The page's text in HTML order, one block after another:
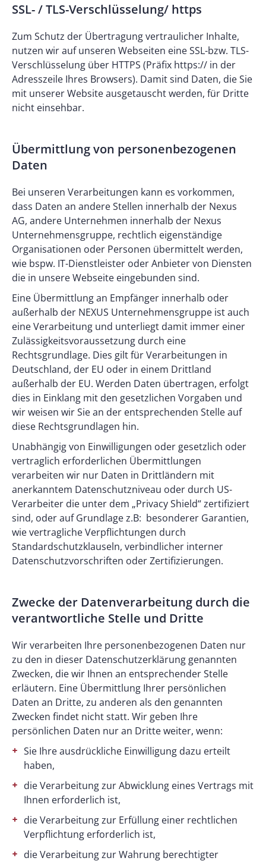
SSL- / TLS-Verschlüsselung/ https
Zum Schutz der Übertragung vertraulicher Inhalte,
nutzen wir auf unseren Webseiten eine SSL-bzw. TLS-
Verschlüsselung über HTTPS (Präfix https:// in der
Adresszeile Ihres Browsers). Damit sind Daten, die Sie
mit unserer Website ausgetauscht werden, für Dritte
nicht einsehbar.
Übermittlung von personenbezogenen
Daten
Bei unseren Verarbeitungen kann es vorkommen,
dass Daten an andere Stellen innerhalb der Nexus
AG, andere Unternehmen innerhalb der Nexus
Unternehmensgruppe, rechtlich eigenständige
Organisationen oder Personen übermittelt werden,
wie bspw. IT-Dienstleister oder Anbieter von Diensten
die in unsere Webseite eingebunden sind.
Eine Übermittlung an Empfänger innerhalb oder
außerhalb der NEXUS Unternehmensgruppe ist auch
eine Verarbeitung und unterliegt damit immer einer
Zulässigkeitsvoraussetzung durch eine
Rechtsgrundlage. Dies gilt für Verarbeitungen in
Deutschland, der EU oder in einem Drittland
außerhalb der EU. Werden Daten übertragen, erfolgt
dies in Einklang mit den gesetzlichen Vorgaben und
wir weisen wir Sie an der entsprechenden Stelle auf
diese Rechtsgrundlagen hin.
Unabhängig von Einwilligungen oder gesetzlich oder
vertraglich erforderlichen Übermittlungen
verarbeiten wir nur Daten in Drittländern mit
anerkanntem Datenschutzniveau oder durch US-
Verarbeiter die unter dem „Privacy Shield“ zertifiziert
sind, oder auf Grundlage z.B: besonderer Garantien,
wie vertragliche Verpflichtungen durch
Standardschutzklauseln, verbindlicher interner
Datenschutzvorschriften oder Zertifizierungen.
Zwecke der Datenverarbeitung durch die
verantwortliche Stelle und Dritte
Wir verarbeiten Ihre personenbezogenen Daten nur
zu den in dieser Datenschutzerklärung genannten
Zwecken, die wir Ihnen an entsprechender Stelle
erläutern. Eine Übermittlung Ihrer persönlichen
Daten an Dritte, zu anderen als den genannten
Zwecken findet nicht statt. Wir geben Ihre
persönlichen Daten nur an Dritte weiter, wenn:
Sie Ihre ausdrückliche Einwilligung dazu erteilt
haben,
die Verarbeitung zur Abwicklung eines Vertrags mit
Ihnen erforderlich ist,
die Verarbeitung zur Erfüllung einer rechtlichen
Verpflichtung erforderlich ist,
die Verarbeitung zur Wahrung berechtigter